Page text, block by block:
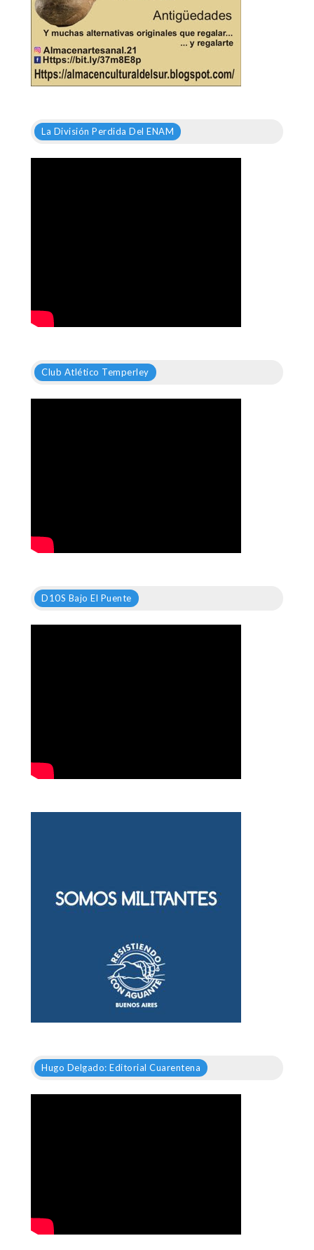
La División Perdida Del ENAM
Club Atlético Temperley
D10S Bajo El Puente
Hugo Delgado: Editorial Cuarentena